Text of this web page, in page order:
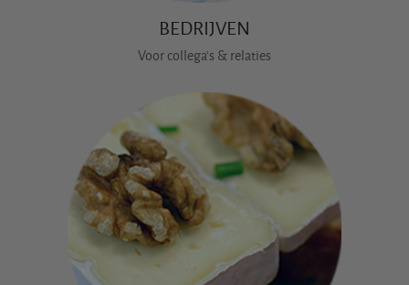
BEDRIJVEN
Voor collega's & relaties